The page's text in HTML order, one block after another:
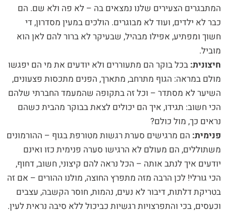
המתבגרים הצעירים שלנו נמצאים בה – לא פה ולא שם. הם
כבר לא ילדים, ועוד לא מבוגרים. הולכים במעין מסדרון, די
חשוך ומפתיע, אפילו מבהיל, שבעיקר לא ברור להם לאן הוא
מוביל.
חיצונית: בכל בוקר הם מתעוררים ולא יודעים את מי הם יפגשו
מולם במראה: הגוף מתרחב, מתארך, הפנים מתכסות פצעונים,
השיער לא מסתדר – וכל זה בתקופה שהמעמד החברתי שלהם
הכי חשוב: תגידו, איך הם יכולים לצאת בבוקר מהבית כשהם
נראים כך, מול כולם?
פנימית: הם מרגישים סערת רגשות מטורפת בגוף – ההורמונים
משתוללים, הם מעולם לא הרגישו סערה פנימית כזו ואינם
יודעים איך לנתב אותה – הכל נראה להם קיצוני, חשוב, דחוף,
הכי גורלי! לכן הרבה מזה מתפרץ החוצה, מולנו ההורים – אם זה
בטריקת דלתות, דיבור לא נעים, נהמות, חוסר הקשבה, עצבים
וכעסים, בכי והתפרצויות רגשיות כביכול ללא סיבה נראית לעין.